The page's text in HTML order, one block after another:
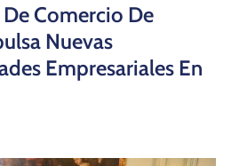
De Comercio De
Nuevas
Empresariales En